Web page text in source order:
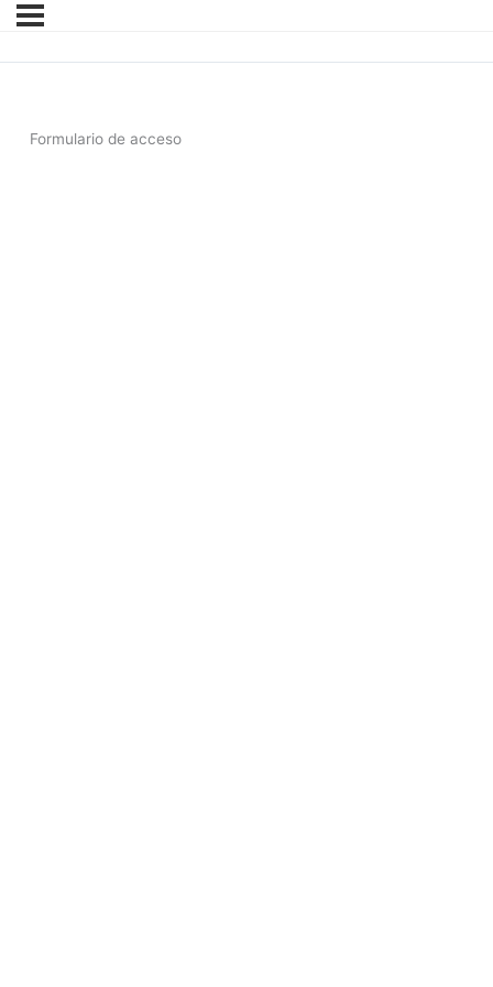
Formulario de acceso